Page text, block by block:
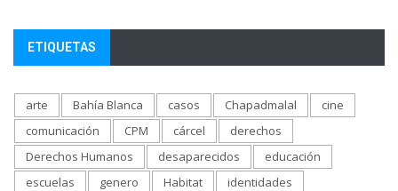
ETIQUETAS
arte Bahía Blanca casos Chapadmalal
cine
comunicación
CPM cárcel
derechos
Derechos Humanos
desaparecidos
educación
escuelas
genero Habitat
identidades